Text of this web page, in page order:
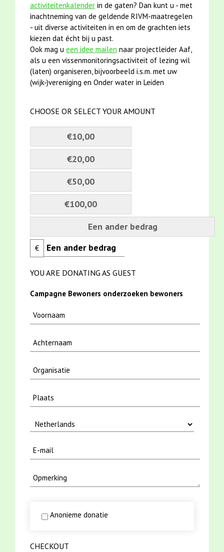
activiteitenkalender in de gaten? Dan kunt u - met
inachtneming van de geldende RIVM-maatregelen
- uit diverse activiteiten in en om de grachten iets
kiezen dat écht bij u past.
Ook mag u een idee mailen naar projectleider Aaf,
als u een vissenmonitoringsactiviteit of lezing wil
(laten) organiseren, bijvoorbeeld i.s.m. met uw
(wijk-)vereniging en Onder water in Leiden
CHOOSE OR SELECT YOUR AMOUNT
€10,00
€20,00
€50,00
€100,00
Een ander bedrag
€
YOU ARE DONATING AS GUEST
Campagne Bewoners onderzoeken bewoners
Anonieme donatie
CHECKOUT